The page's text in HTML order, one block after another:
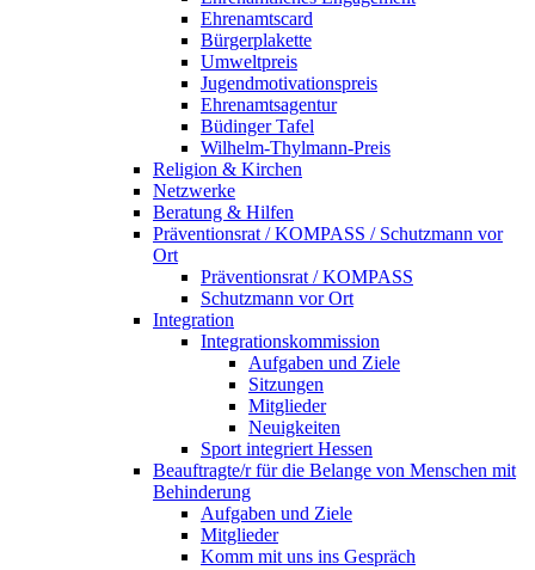
Ehrenamtscard
Bürgerplakette
Umweltpreis
Jugendmotivationspreis
Ehrenamtsagentur
Büdinger Tafel
Wilhelm-Thylmann-Preis
Religion & Kirchen
Netzwerke
Beratung & Hilfen
Präventionsrat / KOMPASS / Schutzmann vor
Ort
Präventionsrat / KOMPASS
Schutzmann vor Ort
Integration
Integrationskommission
Aufgaben und Ziele
Sitzungen
Mitglieder
Neuigkeiten
Sport integriert Hessen
Beauftragte/r für die Belange von Menschen mit
Behinderung
Aufgaben und Ziele
Mitglieder
Komm mit uns ins Gespräch